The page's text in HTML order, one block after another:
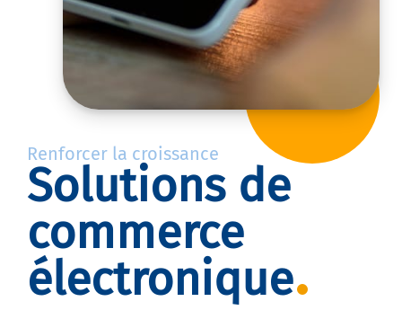
Renforcer la croissance
Solutions de
commerce
électronique